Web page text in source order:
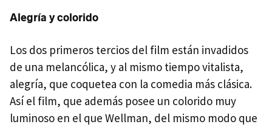
Alegría y colorido
Los dos primeros tercios del film están invadidos
de una melancólica, y al mismo tiempo vitalista,
alegría, que coquetea con la comedia más clásica.
Así el film, que además posee un colorido muy
luminoso en el que Wellman, del mismo modo que